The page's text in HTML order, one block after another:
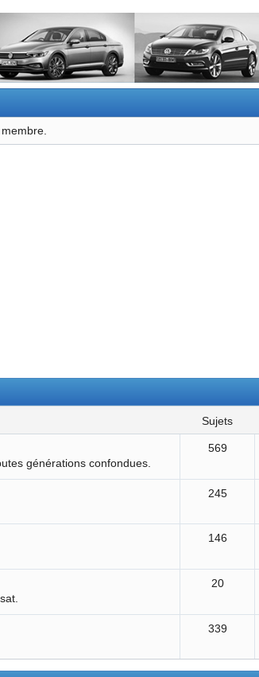
sujets
générations confondues.
569
245
146
20
339